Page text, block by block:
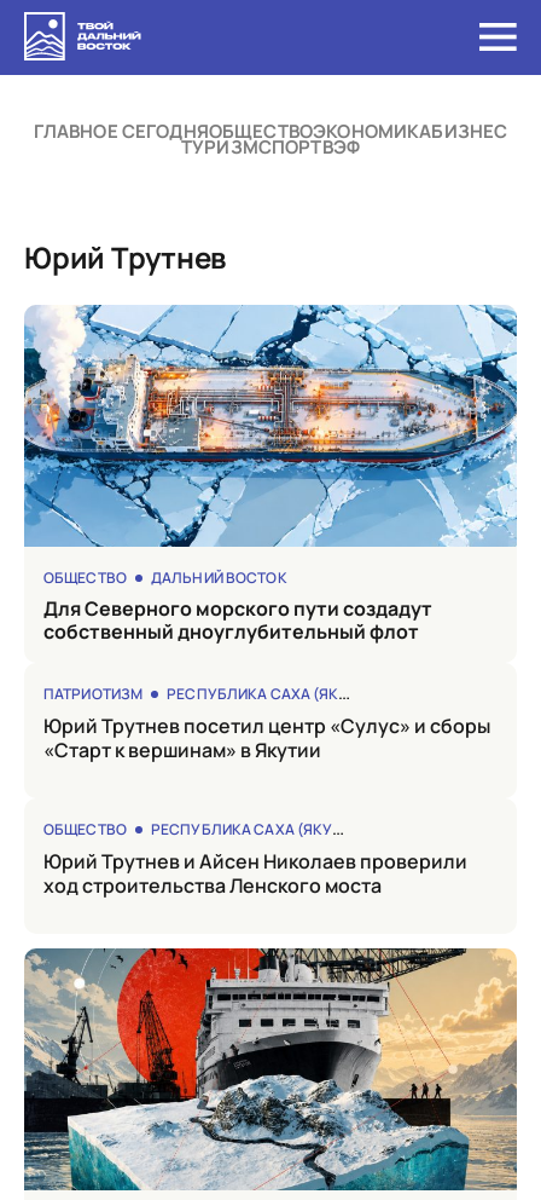
ГЛАВНОЕ СЕГОДНЯОБЩЕСТВОЭКОНОМИКАБИЗНЕС
ТУРИЗМСПОРТВЭФ
Юрий Трутнев
ОБЩЕСТВО ДАЛЬНИЙ ВОСТОК
для Северного морского пути создадут
собственный дноуглубительный флот
ПАТРИОТИЗМ РЕСПУБЛИКА САХА (ЯКУТИЯ)
Юрий Трутнев посетил центр «Сулус» и сборы
«Старт к вершинам» в Якутии
ОБЩЕСТВО РЕСПУБЛИКА САХА (ЯКУТИЯ)
Юрий Трутнев и Айсен Николаев проверили
ход строительства Ленского моста